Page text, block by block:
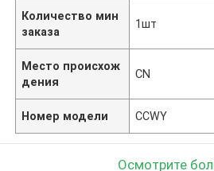
Количество мин
заказа
1шт
Место происхож
дения
CN
Номер модели CCWY
Осмотрите